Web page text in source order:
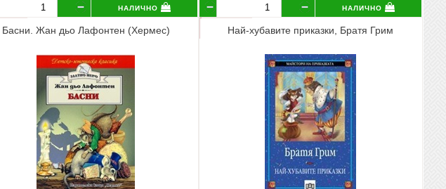
налично налично
Басни. Жан дьо Лафонтен (Хермес) Най-хубавите приказки, Братя Грим